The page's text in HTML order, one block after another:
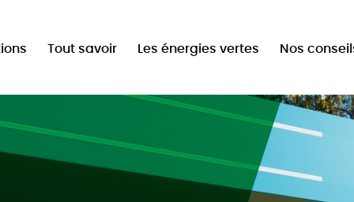
Tout savoir Les énergies vertes Nos